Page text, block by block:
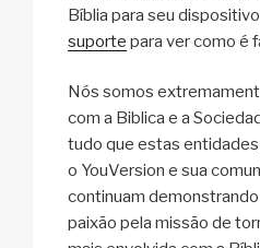
Bíblia para seu
suporte para ver como é
Nós somos
com a Biblica e a
tudo que estas
o YouVersion e sua
continuam
paixão pela missão de